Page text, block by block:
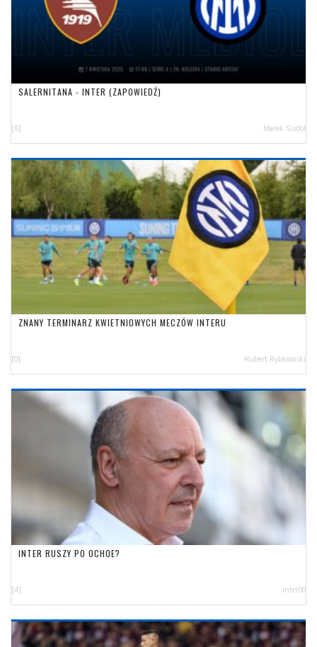
SALERNITANA - INTER (ZAPOWIEDŹ)
[6] Marek Sudoł
ZNANY TERMINARZ KWIETNIOWYCH MECZÓW INTERU
[0] Hubert Rybkowski
INTER RUSZY PO OCHOE?
[4] inter00